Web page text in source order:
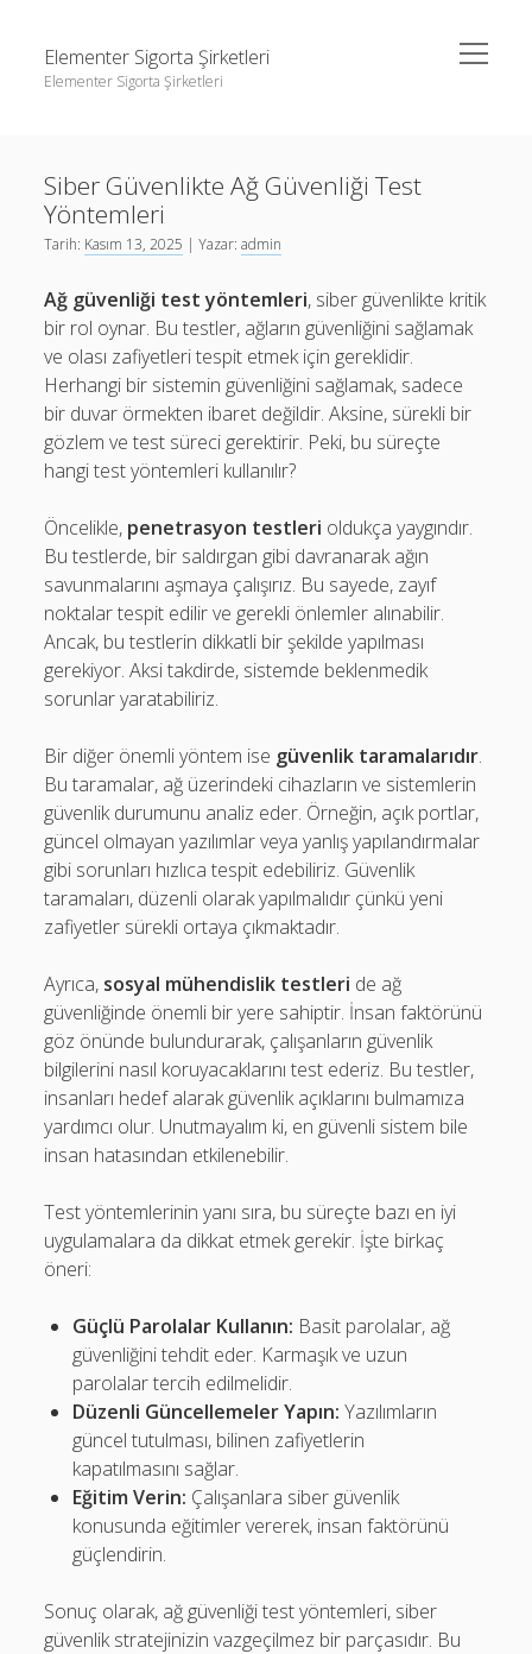
Elementer Sigorta Şirketleri
Elementer Sigorta Şirketleri
menüyü
aç
Instagram Beğeni Çoğaltma
Liste
Sayfa Listesi
gizli hesap hikaye indirme
Liste
Retweet Yükseltme Bedava
Sayfa Listesi
Siber Güvenlikte Ağ Güvenliği Test
Yöntemleri
Tarih: Kasım 13, 2025 | Yazar:admin
Ağ güvenliği test yöntemleri, siber güvenlikte kritik
bir rol oynar. Bu testler, ağların güvenliğini sağlamak
ve olası zafiyetleri tespit etmek için gereklidir.
Herhangi bir sistemin güvenliğini sağlamak, sadece
bir duvar örmekten ibaret değildir. Aksine, sürekli bir
gözlem ve test süreci gerektirir. Peki, bu süreçte
hangi test yöntemleri kullanılır?
Öncelikle, penetrasyon testleri oldukça yaygındır.
Bu testlerde, bir saldırgan gibi davranarak ağın
savunmalarını aşmaya çalışırız. Bu sayede, zayıf
noktalar tespit edilir ve gerekli önlemler alınabilir.
Ancak, bu testlerin dikkatli bir şekilde yapılması
gerekiyor. Aksi takdirde, sistemde beklenmedik
sorunlar yaratabiliriz.
Bir diğer önemli yöntem ise güvenlik taramalarıdır.
Bu taramalar, ağ üzerindeki cihazların ve sistemlerin
güvenlik durumunu analiz eder. Örneğin, açık portlar,
güncel olmayan yazılımlar veya yanlış yapılandırmalar
gibi sorunları hızlıca tespit edebiliriz. Güvenlik
taramaları, düzenli olarak yapılmalıdır çünkü yeni
zafiyetler sürekli ortaya çıkmaktadır.
Ayrıca, sosyal mühendislik testleri de ağ
güvenliğinde önemli bir yere sahiptir. İnsan faktörünü
göz önünde bulundurarak, çalışanların güvenlik
bilgilerini nasıl koruyacaklarını test ederiz. Bu testler,
insanları hedef alarak güvenlik açıklarını bulmamıza
yardımcı olur. Unutmayalım ki, en güvenli sistem bile
insan hatasından etkilenebilir.
Test yöntemlerinin yanı sıra, bu süreçte bazı en iyi
uygulamalara da dikkat etmek gerekir. İşte birkaç
öneri:
Güçlü Parolalar Kullanın: Basit parolalar, ağ
güvenliğini tehdit eder. Karmaşık ve uzun
parolalar tercih edilmelidir.
Düzenli Güncellemeler Yapın: Yazılımların
güncel tutulması, bilinen zafiyetlerin
kapatılmasını sağlar.
Eğitim Verin: Çalışanlara siber güvenlik
konusunda eğitimler vererek, insan faktörünü
güçlendirin.
Sonuç olarak, ağ güvenliği test yöntemleri, siber
güvenlik stratejinizin vazgeçilmez bir parçasıdır. Bu